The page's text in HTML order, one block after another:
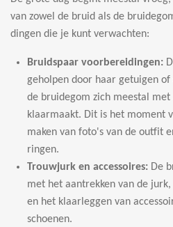
van zowel de bruid als de
dingen die je kunt verwachten:
Bruidspaar voorbereidingen:
geholpen door haar getuigen
de bruidegom zich meestal
klaarmaakt. Dit is het moment
maken van foto's van de outfit
ringen.
Trouwjurk en accessoires: De
met het aantrekken van de
en het klaarleggen van
schoenen.